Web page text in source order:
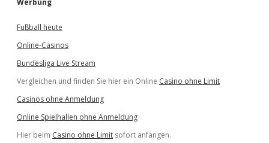
Werbung
Fußball heute
Online-Casinos
Bundesliga Live Stream
Vergleichen und finden Sie hier ein Online Casino ohne Limit
Casinos ohne Anmeldung
Online Spielhallen ohne Anmeldung
Hier beim Casino ohne Limit sofort anfangen.